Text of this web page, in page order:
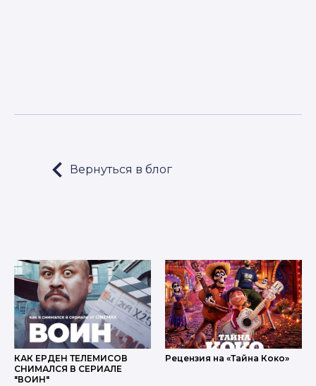
Вернуться в блог
LET'S GO!
КАК ЕРДЕН ТЕЛЕМИСОВ
СНИМАЛСЯ В СЕРИАЛЕ
"ВОИН"
Рецензия на «Тайна Коко»